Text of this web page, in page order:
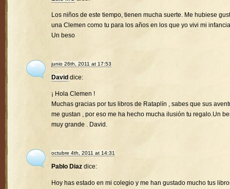
Los niños de este tiempo, tienen mucha suerte. Me hubiese
una Clemen como tu para los años en los que yo vivi mi
Un beso
junio 26th, 2011 at 17:53
David dice:
¡ Hola Clemen !
Muchas gracias por tus libros de Rataplín , sabes que sus
me gustan , por eso me ha hecho mucha ilusión tu regalo.Un
muy grande . David.
octubre 4th, 2011 at 14:31
Pablo Diaz dice:
Hoy has estado en mi colegio y me han gustado mucho tus